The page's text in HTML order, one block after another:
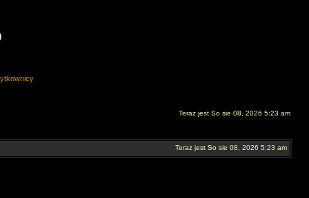
Teraz jest So sie 08, 2026 5:23 am
Teraz jest So sie 08, 2026 5:23 am